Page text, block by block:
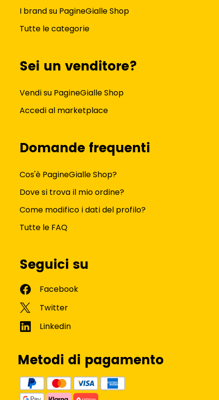
I brand su PagineGialle Shop
Tutte le categorie
Sei un venditore?
Vendi su PagineGialle Shop
Accedi al marketplace
Domande frequenti
Cos'è PagineGialle Shop?
Dove si trova il mio ordine?
Come modifico i dati del profilo?
Tutte le FAQ
Seguici su
Metodi di pagamento